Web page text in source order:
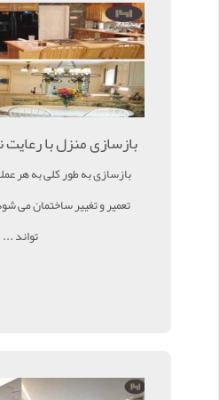
بازسازی منزل با
بازسازی به طور کلی به هر
تعمیر و تغییر ساختمان می
تواند ...